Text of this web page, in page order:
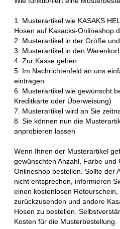
1. Musterartikel wie KASAKS
Hosen auf Kasacks-
2. Musterartikel in der Größe
3. Musterartikel in den
4. Zur Kasse gehen
5. Im Nachrichtenfeld an uns
eintragen
6. Musterartikel wie gewünscht
Kreditkarte oder Überweisung)
7. Musterartikel wird an Sie
8. Sie können nun die
anprobieren lassen
Wenn Ihnen der Musterartikel
gewünschten Anzahl, Farbe
Onlineshop bestellen. Sollte der
nicht entsprechen, informieren
einen kostenlosen
zurückzusenden und andere
Hosen zu bestellen.
Kosten für die Musterbestellung.